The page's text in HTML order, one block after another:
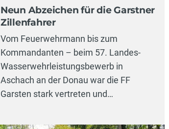
Neun Abzeichen für die Garstner
Zillenfahrer
Vom Feuerwehrmann bis zum
Kommandanten – beim 57. Landes-
Wasserwehrleistungsbewerb in
Aschach an der Donau war die FF
Garsten stark vertreten und…